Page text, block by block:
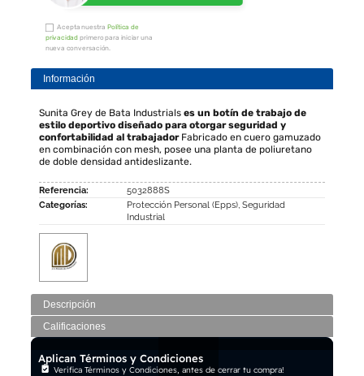
Acepta nuestra Política de
privacidad primero para iniciar una
nueva conversación.
Información
Descripción
Calificaciones
Sunita Grey de Bata Industrials es un botín de trabajo de
estilo deportivo diseñado para otorgar seguridad y
confortabilidad al trabajadorFabricado en cuero gamuzado
en combinación con mesh, posee una planta de poliuretano
de doble densidad antideslizante.
Referencia:
5032888S
Categorías:
Protección Personal (Epps), Seguridad
Industrial
Aplican Términos y Condiciones
Verifica Términos y Condiciones, antes de cerrar tu compra!